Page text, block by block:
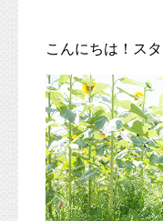
こんにちは！ス